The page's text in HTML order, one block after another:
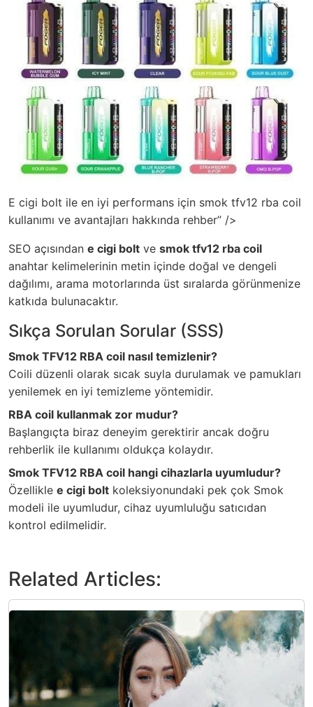
E cigi bolt ile en iyi performans için smok tfv12 rba coil
kullanımı ve avantajları hakkında rehber” />
SEO açısından e cigi bolt ve smok tfv12 rba coil
anahtar kelimelerinin metin içinde doğal ve dengeli
dağılımı, arama motorlarında üst sıralarda görünmenize
katkıda bulunacaktır.
Sıkça Sorulan Sorular (SSS)
Smok TFV12 RBA coil nasıl temizlenir?
Coili düzenli olarak sıcak suyla durulamak ve pamukları
yenilemek en iyi temizleme yöntemidir.
RBA coil kullanmak zor mudur?
Başlangıçta biraz deneyim gerektirir ancak doğru
rehberlik ile kullanımı oldukça kolaydır.
Smok TFV12 RBA coil hangi cihazlarla uyumludur?
Özellikle e cigi bolt koleksiyonundaki pek çok Smok
modeli ile uyumludur, cihaz uyumluluğu satıcıdan
kontrol edilmelidir.
Related Articles: